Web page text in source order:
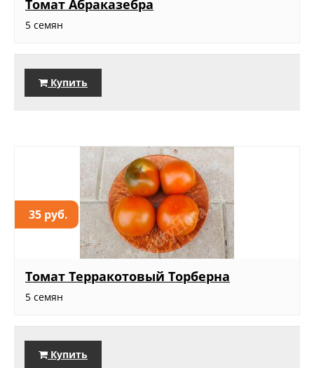
Томат Абраказебра
5 семян
Купить
35 руб.
Томат Терракотовый Торберна
5 семян
Купить